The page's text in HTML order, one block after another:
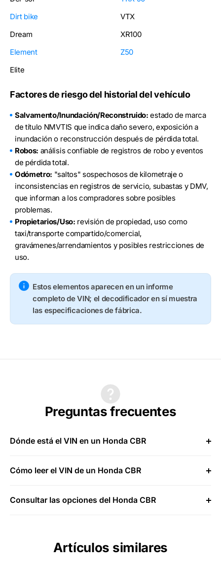
Dirt bike
Dream
Element
Elite
VTX
XR100
Z50
Factores de riesgo del historial del vehículo
Salvamento/Inundación/Reconstruido: estado de marca
de título NMVTIS que indica daño severo, exposición a
inundación o reconstrucción después de pérdida total.
Robos: análisis confiable de registros de robo y eventos
de pérdida total.
Odómetro: "saltos" sospechosos de kilometraje o
inconsistencias en registros de servicio, subastas y DMV,
que informan a los compradores sobre posibles
problemas.
Propietarios/Uso: revisión de propiedad, uso como
taxi/transporte compartido/comercial,
gravámenes/arrendamientos y posibles restricciones de
uso.
Estos elementos aparecen en un informe
completo de VIN; el decodificador en sí muestra
las especificaciones de fábrica.
Preguntas frecuentes
Dónde está el VIN en un Honda CBR
Cómo leer el VIN de un Honda CBR
Consultar las opciones del Honda CBR
Artículos similares